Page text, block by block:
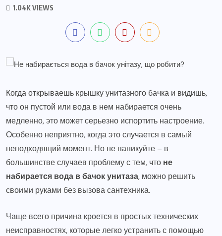
1.04K VIEWS
Когда открываешь крышку унитазного бачка и видишь,
что он пустой или вода в нем набирается очень
медленно, это может серьезно испортить настроение.
Особенно неприятно, когда это случается в самый
неподходящий момент. Но не паникуйте – в
большинстве случаев проблему с тем, что не
набирается вода в бачок унитаза, можно решить
своими руками без вызова сантехника.
Чаще всего причина кроется в простых технических
неисправностях, которые легко устранить с помощью